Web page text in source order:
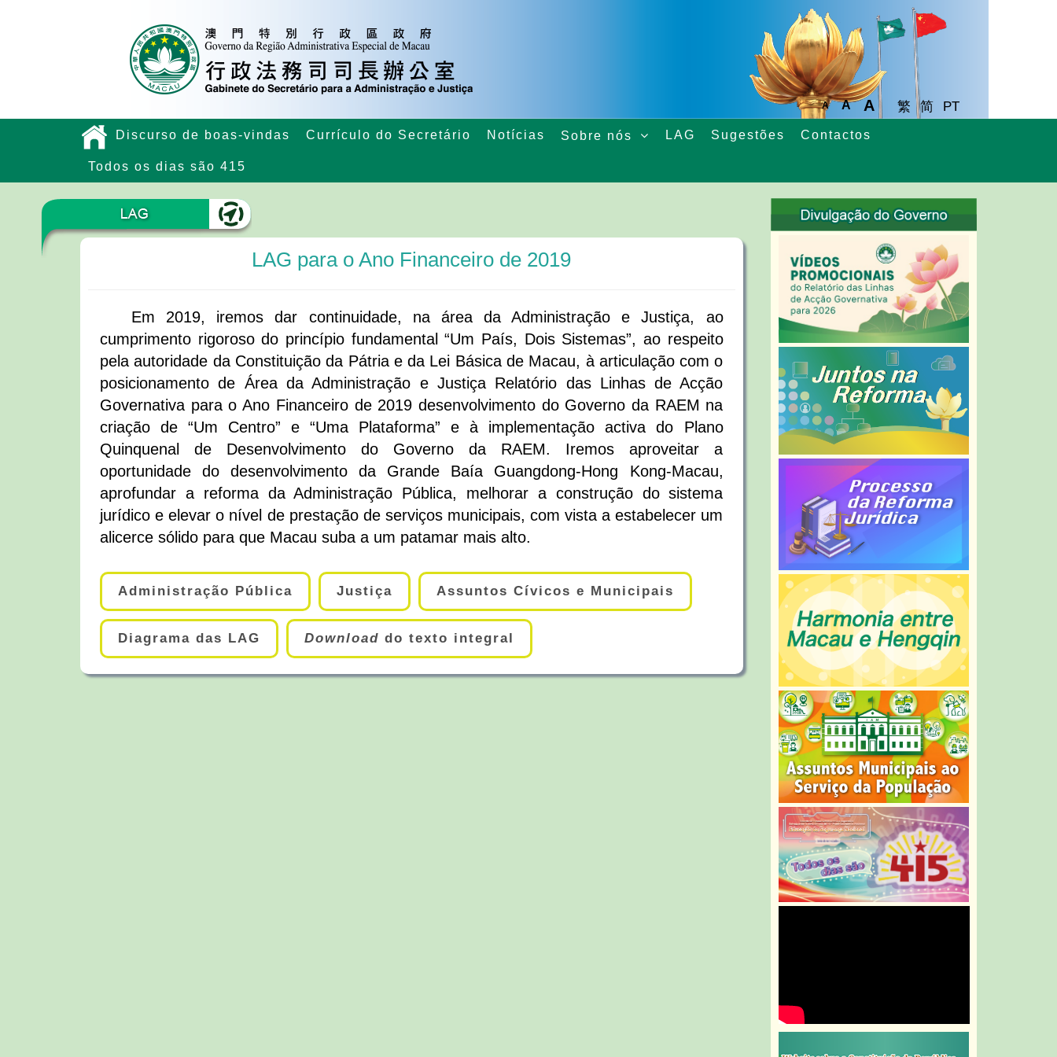
A A A 繁 简 PT
Discurso de boas-vindas Currículo do Secretário Notícias Sobre nós LAG Sugestões Contactos
Todos os dias são 415
LAG para o Ano Financeiro de 2019
Em 2019, iremos dar continuidade, na área da Administração e Justiça, ao
cumprimento rigoroso do princípio fundamental “Um País, Dois Sistemas”, ao respeito
pela autoridade da Constituição da Pátria e da Lei Básica de Macau, à articulação com o
posicionamento de Área da Administração e Justiça Relatório das Linhas de Acção
Governativa para o Ano Financeiro de 2019 desenvolvimento do Governo da RAEM na
criação de “Um Centro” e “Uma Plataforma” e à implementação activa do Plano
Quinquenal de Desenvolvimento do Governo da RAEM. Iremos aproveitar a
oportunidade do desenvolvimento da Grande Baía Guangdong-Hong Kong-Macau,
aprofundar a reforma da Administração Pública, melhorar a construção do sistema
jurídico e elevar o nível de prestação de serviços municipais, com vista a estabelecer um
alicerce sólido para que Macau suba a um patamar mais alto.
Administração Pública Justiça Assuntos Cívicos e Municipais
Diagrama das LAG Download do texto integral
NEW